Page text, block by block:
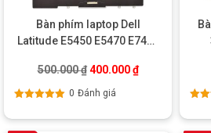
Bàn phím laptop Dell
Latitude E5450 E5470 E7450
500.000₫ Giá gốc là: 500.000 ₫.
400.000₫Giá hiện tại là:
0 Đánh giá